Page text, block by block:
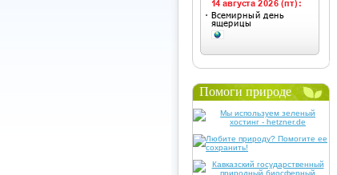
Помоги природе